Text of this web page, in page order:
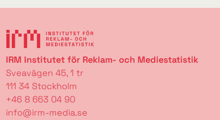
IRM Institutet för Reklam- och Mediestatistik
Sveavägen 45, 1 tr
111 34 Stockholm
+46 8 663 04 90
info@irm-media.se